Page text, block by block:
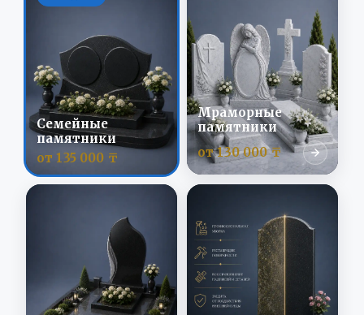
Семейные
памятники
от 135 000 ₸
Мраморные
памятники
от 130 000 ₸